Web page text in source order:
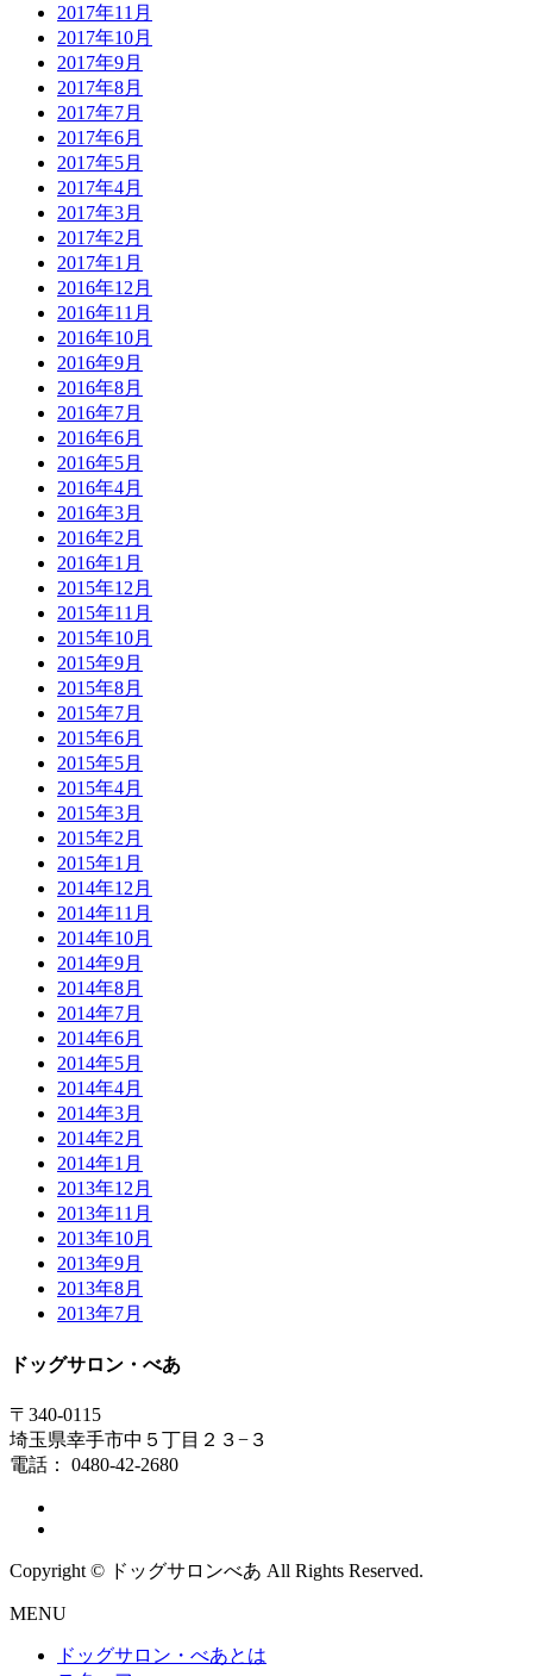
2017年11月
2017年10月
2017年9月
2017年8月
2017年7月
2017年6月
2017年5月
2017年4月
2017年3月
2017年2月
2017年1月
2016年12月
2016年11月
2016年10月
2016年9月
2016年8月
2016年7月
2016年6月
2016年5月
2016年4月
2016年3月
2016年2月
2016年1月
2015年12月
2015年11月
2015年10月
2015年9月
2015年8月
2015年7月
2015年6月
2015年5月
2015年4月
2015年3月
2015年2月
2015年1月
2014年12月
2014年11月
2014年10月
2014年9月
2014年8月
2014年7月
2014年6月
2014年5月
2014年4月
2014年3月
2014年2月
2014年1月
2013年12月
2013年11月
2013年10月
2013年9月
2013年8月
2013年7月
ドッグサロン・べあ
〒340-0115
埼玉県幸手市中５丁目２３−３
電話： 0480-42-2680
Copyright © ドッグサロンべあ All Rights Reserved.
MENU
ドッグサロン・べあとは